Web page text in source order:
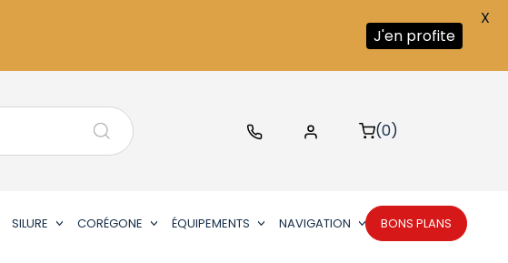
(0)
SILURE CORÉGONE ÉQUIPEMENTS NAVIGATION BONS PLANS
J'en profite
X